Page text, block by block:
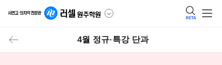
BETA
4월 정규·특강 단과